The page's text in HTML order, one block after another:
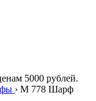
5000 рублей.
› M 778 Шарф